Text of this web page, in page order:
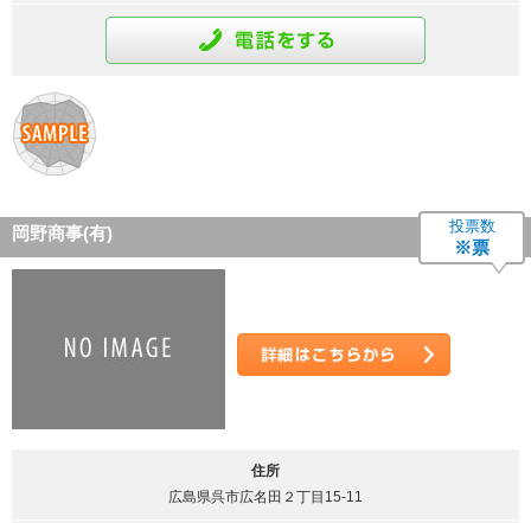
岡野商事(有) 投票数
※票
住所
広島県呉市広名田２丁目15-11